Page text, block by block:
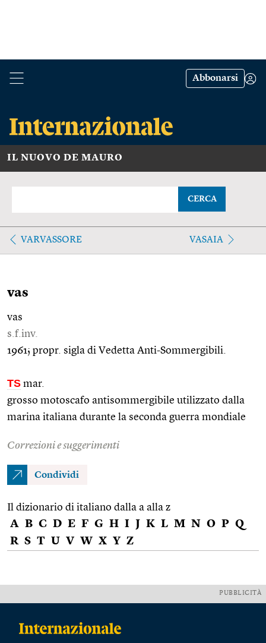
Abbonarsi
IL NUOVO DE MAURO
CERCA
VARVASSORE VASAIA
vas
vas
s.f.inv.
1961; propr. sigla di Vedetta Anti-Sommergibili.
TS mar.
grosso motoscafo antisommergibile utilizzato dalla
marina italiana durante la seconda guerra mondiale
Correzioni e suggerimenti
Condividi
Il dizionario di italiano dalla a alla z
A B C D E F G H I J K L M N O P Q
R S T U V W X Y Z
PUBBLICITÀ